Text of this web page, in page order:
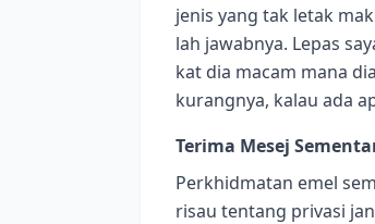
jenis yang tak letak
lah jawabnya. Lepas
kat dia macam mana
kurangnya, kalau ada
Terima Mesej
Perkhidmatan emel
risau tentang privasi